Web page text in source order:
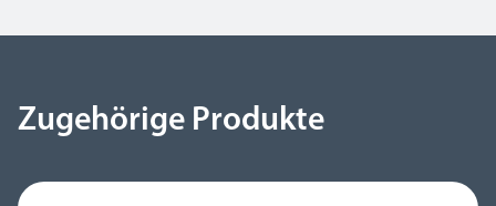
Zugehörige Produkte